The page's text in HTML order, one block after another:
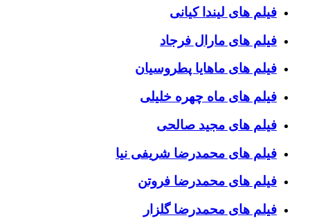
فیلم های لیندا کیانی
فیلم های مارال فرجاد
فیلم های ماهایا پطروسیان
فیلم های ماه چهره خلیلی
فیلم های مجید صالحی
فیلم های محمدرضا شریفی نیا
فیلم های محمدرضا فروتن
فیلم های محمدرضا گلزار